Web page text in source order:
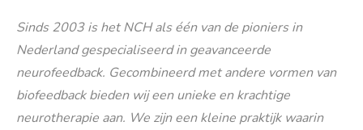
Sinds 2003 is het NCH als één van de pioniers in
Nederland gespecialiseerd in geavanceerde
neurofeedback. Gecombineerd met andere vormen van
biofeedback bieden wij een unieke en krachtige
neurotherapie aan. We zijn een kleine praktijk waarin